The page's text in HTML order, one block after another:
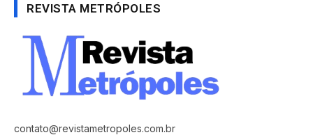
REVISTA METRÓPOLES
contato@revistametropoles.com.br